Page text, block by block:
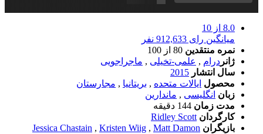
8.0
از 10
میانگین رای 912,633 نفر
نمره منتقدین80از 100
ژانردرام, علمی-تخیلی,ماجراجویی
سال انتشار2015
محصولایالات متحده,بریتانیا,مجارستان
زبانانگلیسی,ماندارین
مدت زمان144 دقیقه
کارگردانRidley Scott
بازیگران
Jessica Chastain,Kristen Wiig,Matt Damon